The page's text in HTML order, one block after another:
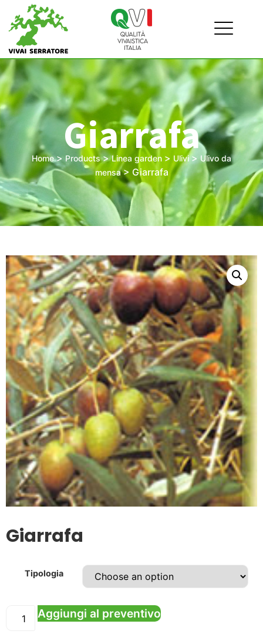
Giarrafa
Home> Products>Linea garden > Ulivi>Ulivo da
mensa> Giarrafa
Giarrafa
Tipologia
Aggiungi al preventivo